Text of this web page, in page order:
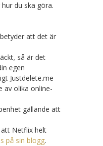
du ska göra.
att det är
så är det
egen
Justdelete.me
av olika online-
gällande att
Netflix helt
på sin blogg.